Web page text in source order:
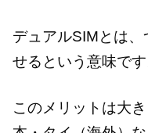
デュアルSIMとは
せるという意味です
このメリットは大